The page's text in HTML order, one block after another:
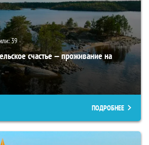
39
счастье — проживание на
ПОДРОБНЕЕ